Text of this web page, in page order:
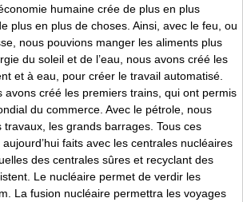
humaine crée de plus en plus
plus en plus de choses. Ainsi, avec le feu, ou
nous pouvions manger les aliments plus
du soleil et de l’eau, nous avons créé les
et à eau, pour créer le travail automatisé.
avons créé les premiers trains, qui ont permis
du commerce. Avec le pétrole, nous
les grands barrages. Tous ces
faits avec les centrales nucléaires
des centrales sûres et recyclant des
Le nucléaire permet de verdir les
La fusion nucléaire permettra les voyages